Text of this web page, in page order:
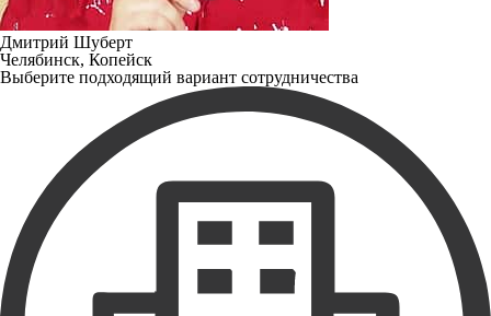
Дмитрий Шуберт
Челябинск, Копейск
Выберите подходящий вариант сотрудничества